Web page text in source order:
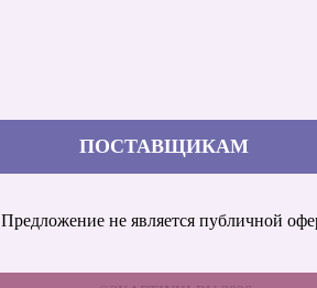
ПОСТАВЩИКАМ
Предложение не является публичной